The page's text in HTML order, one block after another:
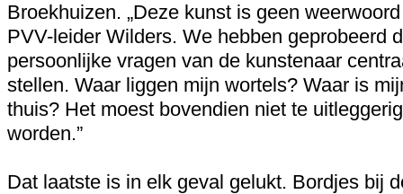
Broekhuizen. „Deze kunst is geen
PVV-leider Wilders. We hebben geprobeerd
persoonlijke vragen van de kunstenaar
stellen. Waar liggen mijn wortels? Waar is
thuis? Het moest bovendien niet te uitleggerig
worden.”
Dat laatste is in elk geval gelukt. Bordjes bij